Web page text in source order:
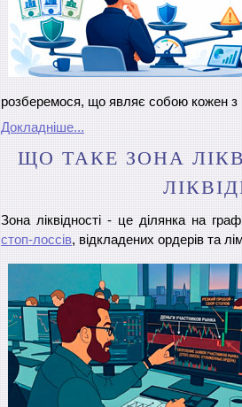
розберемося, що являє собою кожен з
Докладніше...
ЩО ТАКЕ ЗОНА
Зона ліквідності - це ділянка на
стоп-лоссів, відкладених ордерів та